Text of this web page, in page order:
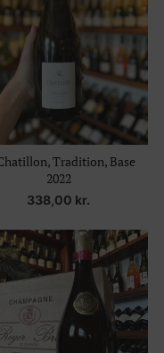
Tradition, Base
2022
338,00 kr.